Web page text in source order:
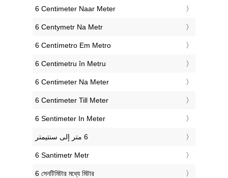
‎6 Centimeter Naar Meter
‎6 Centymetr Na Metr
‎6 Centímetro Em Metro
‎6 Centimetru în Metru
‎6 Centimeter Na Meter
‎6 Centimeter Till Meter
‎6 Sentimeter In Meter
‎6 Santimetr Metr
‎6 সেনটিমিটার মধ্যে মিটার